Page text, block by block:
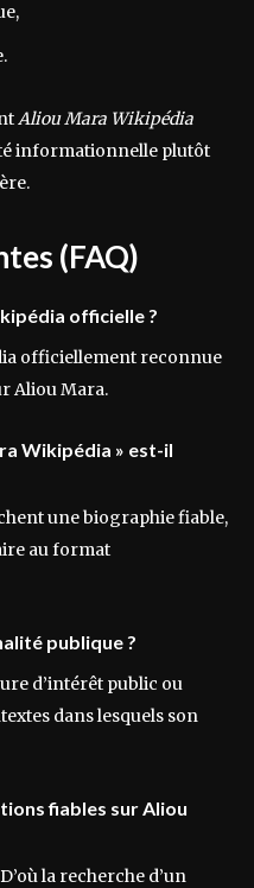
Aliou Mara Wikipédia
informationnelle plutôt
(FAQ)
officielle ?
officiellement reconnue
Aliou Mara.
Wikipédia » est-il
une biographie fiable,
au format
publique ?
d’intérêt public ou
dans lesquels son
fiables sur Aliou
la recherche d’un